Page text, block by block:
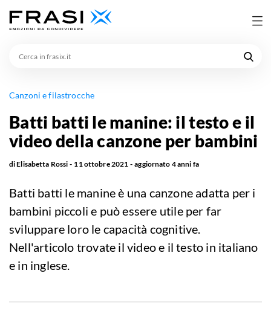
Canzoni e filastrocche
Batti batti le manine: il testo e il
video della canzone per bambini
diElisabetta Rossi 11 ottobre 2021 aggiornato 4 anni fa
Batti batti le manine è una canzone adatta per i
bambini piccoli e può essere utile per far
sviluppare loro le capacità cognitive.
Nell'articolo trovate il video e il testo in italiano
e in inglese.